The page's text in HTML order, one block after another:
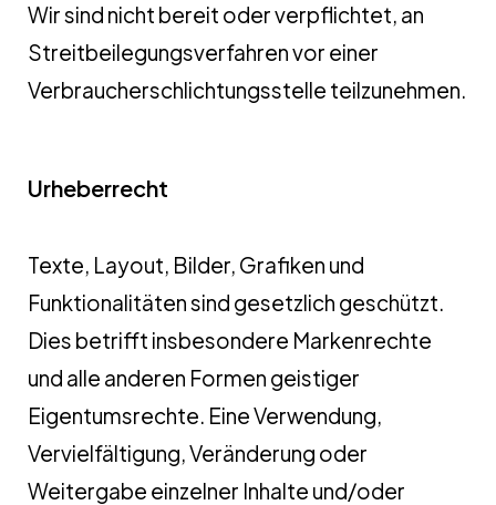
Wir sind nicht bereit oder verpflichtet, an
Streitbeilegungsverfahren vor einer
Verbraucherschlichtungsstelle teilzunehmen.
Urheberrecht
Texte, Layout, Bilder, Grafiken und
Funktionalitäten sind gesetzlich geschützt.
Dies betrifft insbesondere Markenrechte
und alle anderen Formen geistiger
Eigentumsrechte. Eine Verwendung,
Vervielfältigung, Veränderung oder
Weitergabe einzelner Inhalte und/oder